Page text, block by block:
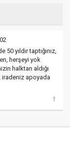
yıldır taptığınız,
herşeyi yok
halktan aldığı
apoyada